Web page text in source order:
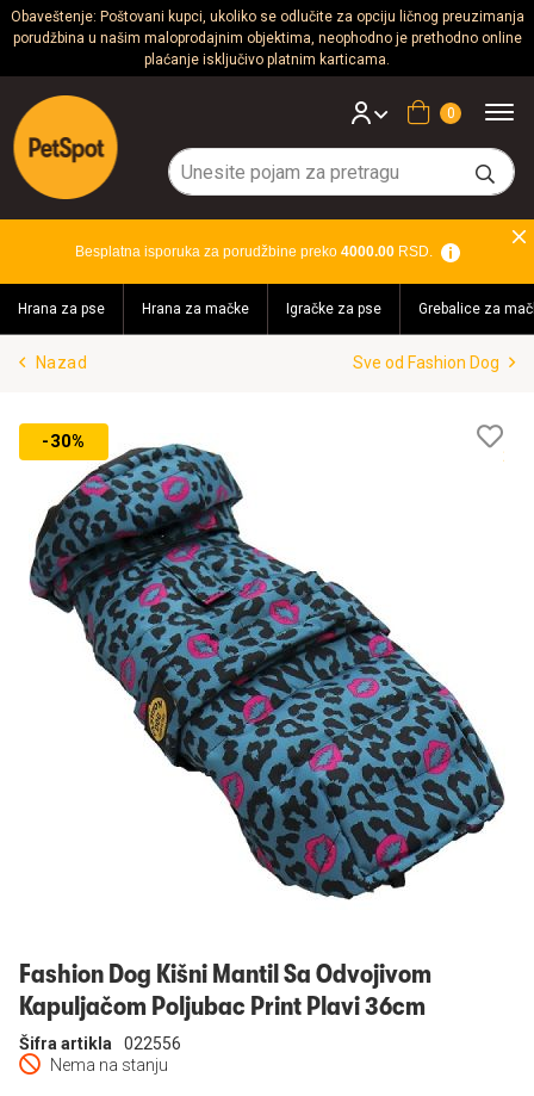
Obaveštenje: Poštovani kupci, ukoliko se odlučite za opciju ličnog preuzimanja
porudžbina u našim maloprodajnim objektima, neophodno je prethodno online
plaćanje isključivo platnim karticama.
Psi
Mačke
Glodari
Akvaristika
Teraristika
Brendovi
Blog
Akcija!
Prijavi se
Korpa
Besplatna isporuka za porudžbine preko 4000.00RSD.
Hrana za pse Hrana za mačke Igračke za pse Grebalice za
Nazad Sve od Fashion Dog
-30%
Fashion Dog Kišni Mantil Sa Odvojivom
Kapuljačom Poljubac Print Plavi 36cm
Nema na stanju
Šifra artikla 022556